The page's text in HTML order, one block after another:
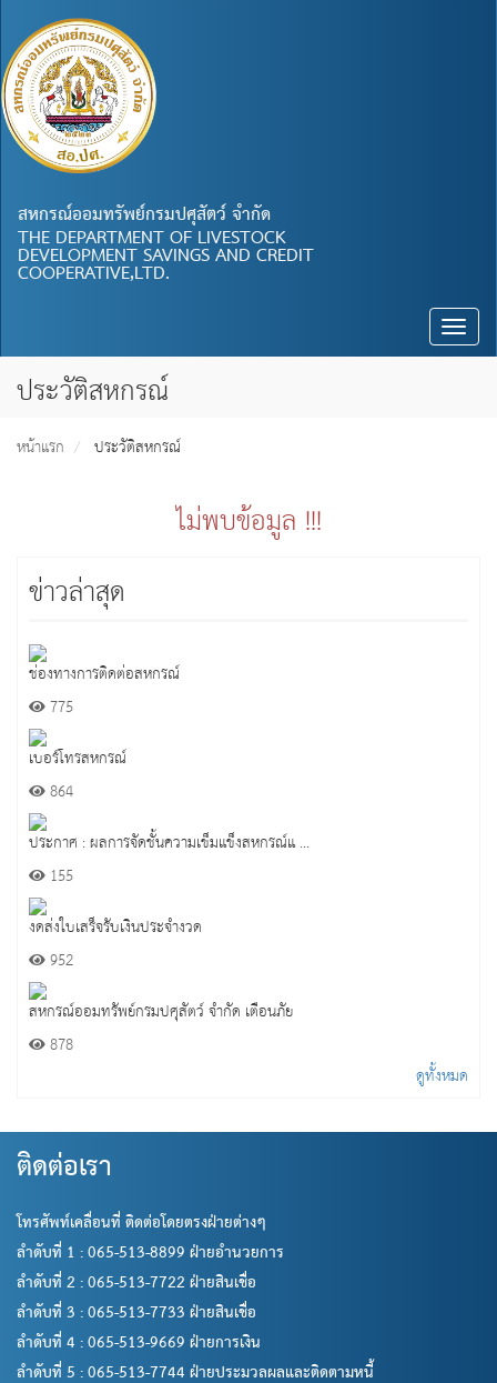
สหกรณ์ออมทรัพย์กรมปศุสัตว์ จำกัด
THE DEPARTMENT OF LIVESTOCK
DEVELOPMENT SAVINGS AND CREDIT
COOPERATIVE,LTD.
Toggle
ประวัติสหกรณ์
หน้าแรก ประวัติสหกรณ์
ไม่พบข้อมูล !!!
ข่าวล่าสุด
ช่องทางการติดต่อสหกรณ์
775
เบอร์โทรสหกรณ์
864
ประกาศ : ผลการจัดชั้นความเข็มแข็งสหกรณ์แ ...
155
งดส่งใบเสร็จรับเงินประจำงวด
952
สหกรณ์ออมทรัพย์กรมปศุสัตว์ จำกัด เตือนภัย
878
ดูทั้งหมด
ติดต่อเรา
โทรศัพท์เคลื่อนที่ ติดต่อโดยตรงฝ่ายต่างๆ
ลำดับที่ 1 : 065-513-8899 ฝ่ายอำนวยการ
ลำดับที่ 2 : 065-513-7722 ฝ่ายสินเชื่อ
ลำดับที่ 3 : 065-513-7733 ฝ่ายสินเชื่อ
ลำดับที่ 4 : 065-513-9669 ฝ่ายการเงิน
ลำดับที่ 5 : 065-513-7744 ฝ่ายประมวลผลและติดตามหนี้